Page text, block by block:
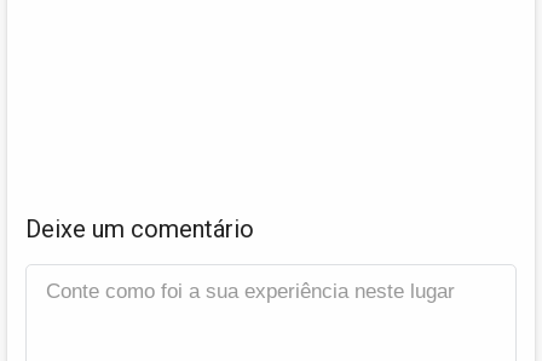
Deixe um comentário